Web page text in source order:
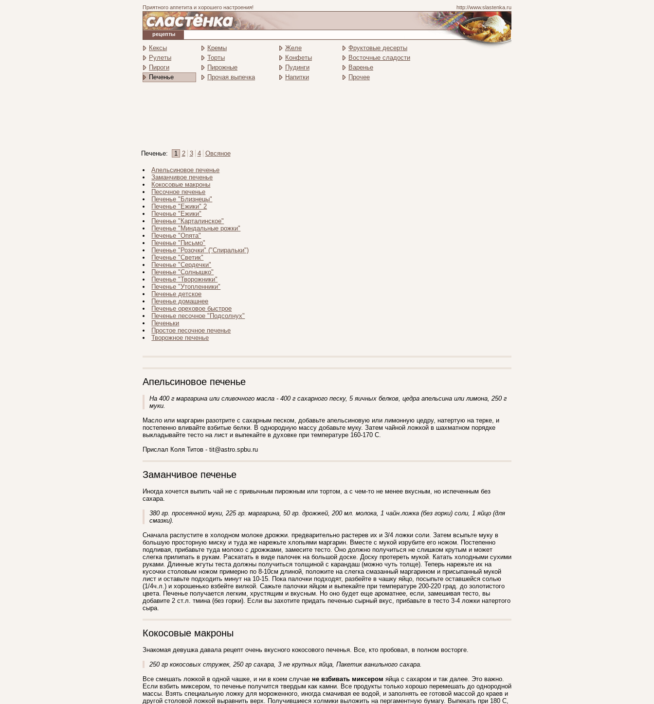
Приятного аппетита и хорошего настроения! http://www.slastenka.ru
рецепты
Кексы
Рулеты
Пироги
Печенье
Кремы
Торты
Пирожные
Прочая выпечка
Желе
Конфеты
Пудинги
Напитки
Фруктовые десерты
Восточные сладости
Варенье
Прочее
Печенье: 1 2 3 4 Овсяное
Апельсиновое печенье
Заманчивое печенье
Кокосовые макроны
Песочное печенье
Печенье "Близнецы"
Печенье "Ежики" 2
Печенье "Ежики"
Печенье "Карталинское"
Печенье "Миндальные рожки"
Печенье "Опята"
Печенье "Письмо"
Печенье "Розочки" ("Спиральки")
Печенье "Светик"
Печенье "Сердечки"
Печенье "Солнышко"
Печенье "Творожники"
Печенье "Утопленники"
Печенье детское
Печенье домашнее
Печенье ореховое быстрое
Печенье песочное "Подсолнух"
Печеньки
Простое песочное печенье
Творожное печенье
Апельсиновое печенье
На 400 г маргарина или сливочного масла - 400 г сахарного песку, 5 яичных белков, цедра апельсина или лимона, 250 г
муки.
Масло или маргарин разотрите с сахарным песком, добавьте апельсиновую или лимонную цедру, натертую на терке, и
постепенно вливайте взбитые белки. В однородную массу добавьте муку. Затем чайной ложкой в шахматном порядке
выкладывайте тесто на лист и выпекайте в духовке при температуре 160-170 С.
Прислал Коля Титов - tit@astro.spbu.ru
Заманчивое печенье
Иногда хочется выпить чай не с привычным пирожным или тортом, а с чем-то не менее вкусным, но испеченным без
сахара.
380 гр. просеянной муки, 225 гр. маргарина, 50 гр. дрожжей, 200 мл. молока, 1 чайн.ложка (без горки) соли, 1 яйцо (для
смазки).
Сначала распустите в холодном молоке дрожжи. предварительно растерев их и 3/4 ложки соли. Затем всыпьте муку в
большую просторную миску и туда же нарежьте хлопьями маргарин. Вместе с мукой изрубите его ножом. Постепенно
подливая, прибавьте туда молоко с дрожжами, замесите тесто. Оно должно получиться не слишком крутым и может
слегка прилипать в рукам. Раскатать в виде палочек на большой доске. Доску протереть мукой. Катать холодными сухими
руками. Длинные жгуты теста должны получиться толщиной с карандаш (можно чуть толще). Теперь нарежьте их на
кусочки столовым ножом примерно по 8-10см длиной, положите на слегка смазанный маргарином и присыпанный мукой
лист и оставьте подходить минут на 10-15. Пока палочки подходят, разбейте в чашку яйцо, посыпьте оставшейся солью
(1/4ч.л.) и хорошенько взбейте вилкой. Сажьте палочки яйцом и выпекайте при температуре 200-220 град. до золотистого
цвета. Печенье получается легким, хрустящим и вкусным. Но оно будет еще ароматнее, если, замешивая тесто, вы
добавите 2 ст.л. тмина (без горки). Если вы захотите придать печенью сырный вкус, прибавьте в тесто 3-4 ложки натертого
сыра.
Кокосовые макроны
Знакомая девушка давала рецепт очень вкусного кокосового печенья. Все, кто пробовал, в полном восторге.
250 гр кокосовых стружек, 250 гр сахара, 3 не крупных яйца, Пакетик ванильного сахара.
Все смешать ложкой в одной чашке, и ни в коем случае не взбивать миксером яйца с сахаром и так далее. Это важно.
Если взбить миксером, то печенье получится твердым как камни. Все продукты только хорошо перемешать до однородной
массы. Взять специальную ложку для мороженного, иногда смачивая ее водой, и заполнять ее готовой массой до краев и
другой столовой ложкой выравнить верх. Получившиеся холмики выложить на пергаментную бумагу. Выпекать при 180 С,